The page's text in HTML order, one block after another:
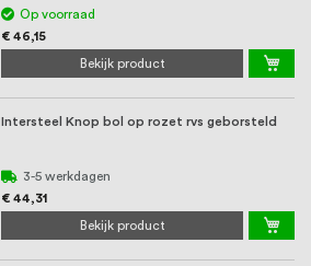
Op voorraad
€ 46,15
Bekijk product
Intersteel Knop bol op rozet rvs geborsteld
3-5 werkdagen
€ 44,31
Bekijk product